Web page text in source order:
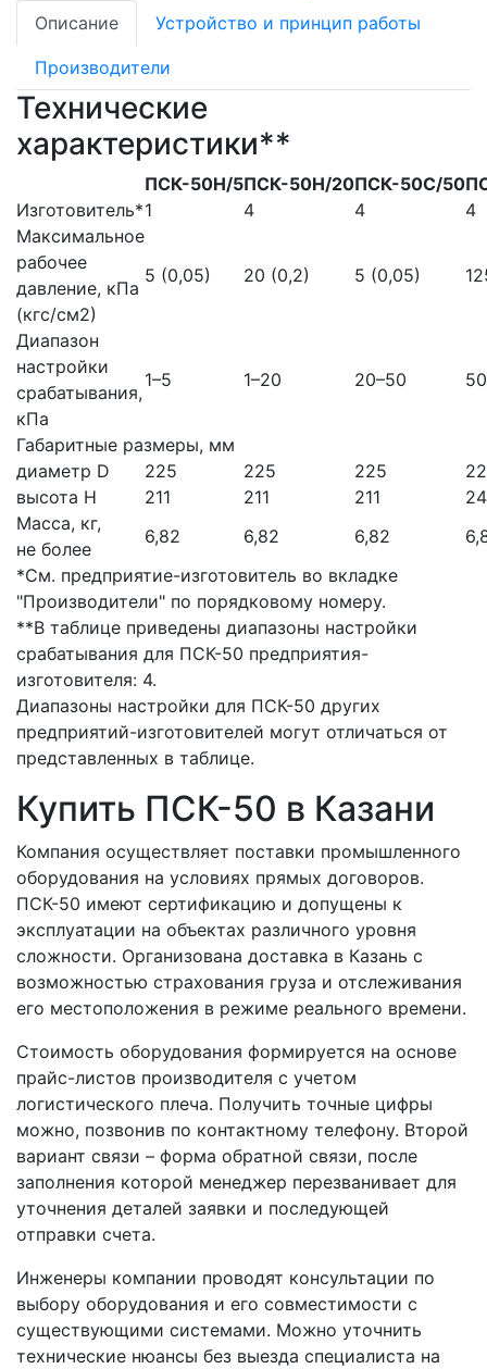
Описание
Устройство и принцип работы
Производители
Технические
характеристики**
ПСК-50Н/5ПСК-50Н/20ПСК-50С/50
Изготовитель*1 4 4
4
Максимальное
рабочее
давление, кПа
(кгс/см2)
5 (0,05) 20 (0,2) 5 (0,05)
Диапазон
настройки
срабатывания,
кПа
1–5 1–20 20–50
Габаритные размеры, мм
диаметр D
225 225 225
высота Н
211 211 211
Масса, кг,
не более
6,82 6,82 6,82
*См. предприятие-изготовитель во вкладке
"Производители" по порядковому номеру.
**В таблице приведены диапазоны настройки
срабатывания для ПСК-50 предприятия-
изготовителя: 4.
Диапазоны настройки для ПСК-50 других
предприятий-изготовителей могут отличаться от
представленных в таблице.
Купить ПСК-50 в Казани
Компания осуществляет поставки промышленного
оборудования на условиях прямых договоров.
ПСК-50 имеют сертификацию и допущены к
эксплуатации на объектах различного уровня
сложности. Организована доставка в Казань с
возможностью страхования груза и отслеживания
его местоположения в режиме реального времени.
Стоимость оборудования формируется на основе
прайс-листов производителя с учетом
логистического плеча. Получить точные цифры
можно, позвонив по контактному телефону. Второй
вариант связи – форма обратной связи, после
заполнения которой менеджер перезванивает для
уточнения деталей заявки и последующей
отправки счета.
Инженеры компании проводят консультации по
выбору оборудования и его совместимости с
существующими системами. Можно уточнить
технические нюансы без выезда специалиста на